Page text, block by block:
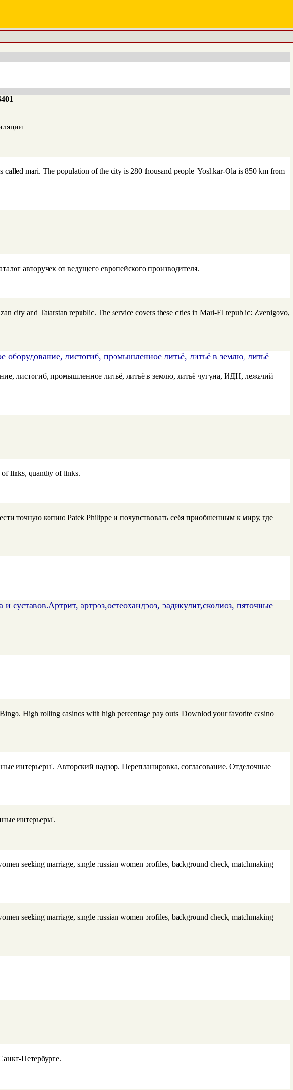
mari. The population of the city is 280 thousand people. Yoshkar-Ola is 850 km from
авторучек от ведущего европейского производителя.
city and Tatarstan republic. The service covers these cities in Mari-El republic: Zvenigovo,
оборудование, листогиб, промышленное литьё, литьё в землю, литьё
листогиб, промышленное литьё, литьё в землю, литьё чугуна, ИДН, лежачий
of links, quantity of links.
точную копию Patek Philippe и почувствовать себя приобщенным к миру, где
суставов.Артрит, артроз,остеохандроз, радикулит,сколиоз, пяточные
High rolling casinos with high percentage pay outs. Downlod your favorite casino
интерьеры'. Авторский надзор. Перепланировка, согласование. Отделочные
интерьеры'.
seeking marriage, single russian women profiles, background check, matchmaking
seeking marriage, single russian women profiles, background check, matchmaking
Петербурге.